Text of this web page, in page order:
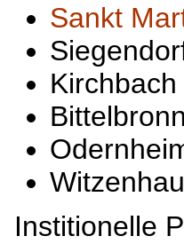
Sankt
Kirchbach
Institionelle